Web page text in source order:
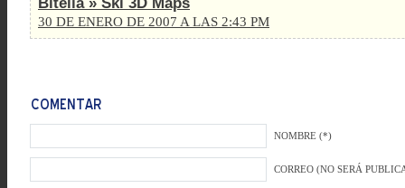
30 DE ENERO DE 2007 A LAS 2:43 PM
NOMBRE (*)
CORREO (NO SERÁ